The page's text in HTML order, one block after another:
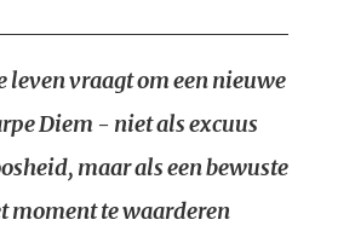
leven vraagt om een nieuwe
Diem - niet als excuus
maar als een bewuste
moment te waarderen